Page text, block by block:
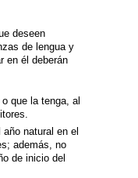
deseen
de lengua y
en él deberán
que la tenga, al
natural en el
además, no
de inicio del